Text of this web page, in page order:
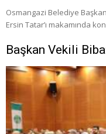
Osmangazi Belediye
Ersin Tatar’ı makamında
Başkan Vekili